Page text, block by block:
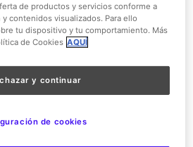
es visible desde muchos puntos
luego, no solo desde el parque se
de la ingeniería. Desde la
desde muchos kilómetros antes.
tiene, por supuesto, el logotipo de
de productos y servicios conforme a
contenidos visualizados. Para ello
tu dispositivo y tu comportamiento. Más
de Cookies AQUÍ
y continuar
de cookies